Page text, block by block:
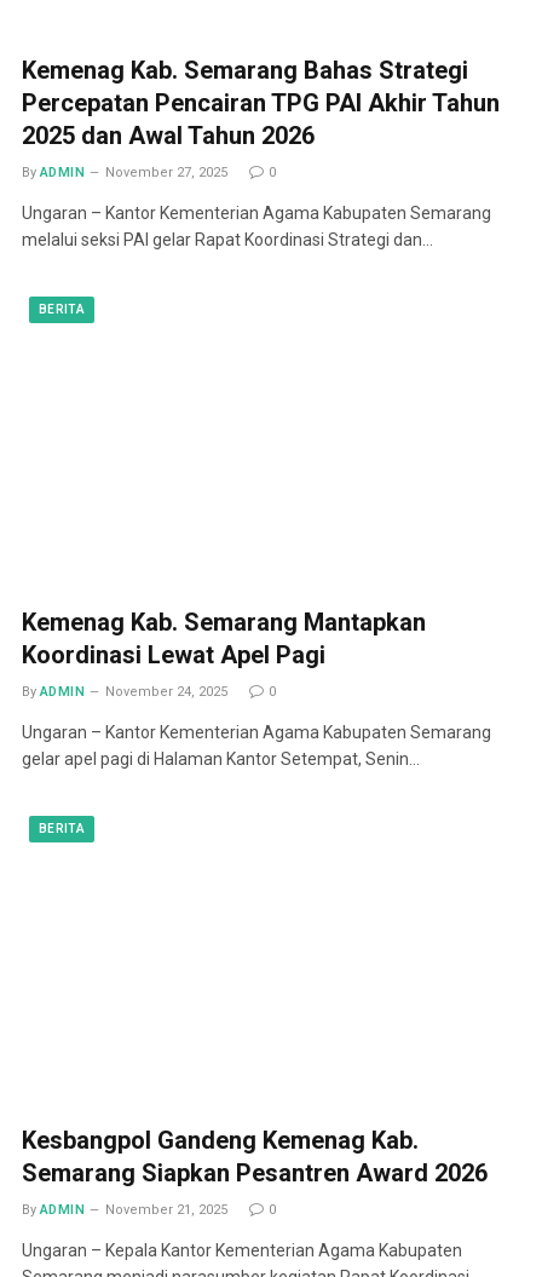
Kemenag Kab. Semarang Bahas Strategi
Percepatan Pencairan TPG PAI Akhir Tahun
2025 dan Awal Tahun 2026
By ADMIN November 27, 2025 0
Ungaran – Kantor Kementerian Agama Kabupaten Semarang
melalui seksi PAI gelar Rapat Koordinasi Strategi dan…
BERITA
Kemenag Kab. Semarang Mantapkan
Koordinasi Lewat Apel Pagi
By ADMIN November 24, 2025 0
Ungaran – Kantor Kementerian Agama Kabupaten Semarang
gelar apel pagi di Halaman Kantor Setempat, Senin…
BERITA
Kesbangpol Gandeng Kemenag Kab.
Semarang Siapkan Pesantren Award 2026
By ADMIN November 21, 2025 0
Ungaran – Kepala Kantor Kementerian Agama Kabupaten